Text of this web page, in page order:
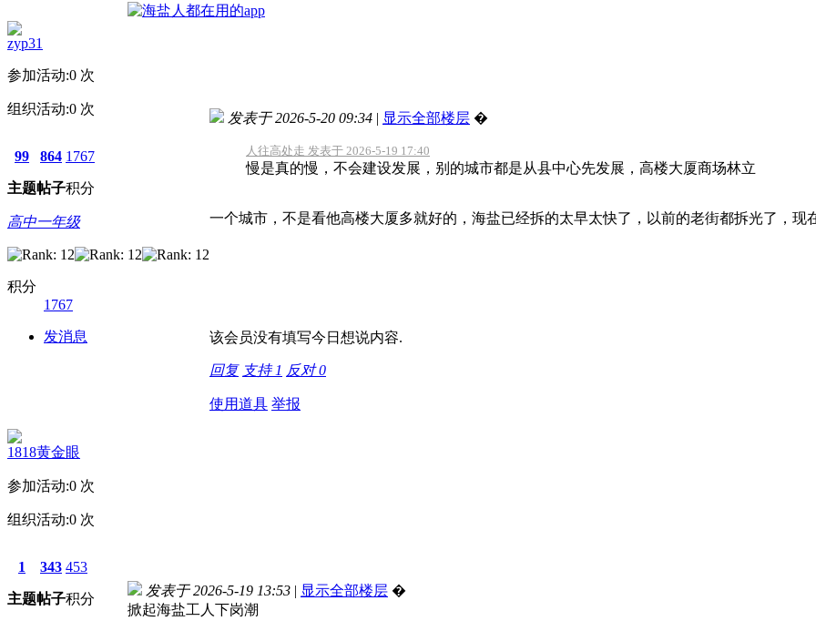
zyp31
参加活动:0 次
组织活动:0 次
99
主题
864
帖子
1767
积分
高中一年级
积分
1767
发消息
发表于 2026-5-20 09:34 | 显示全部楼层 �
人往高处走 发表于 2026-5-19 17:40
慢是真的慢，不会建设发展，别的城市都是从县中心先发展，高楼大厦商场林立
一个城市，不是看他高楼大厦多就好的，海盐已经拆的太早太快了，以前的老街都拆光了，现
该会员没有填写今日想说内容.
回复 支持 1 反对0
使用道具 举报
1818黄金眼
参加活动:0 次
组织活动:0 次
1
主题
343
帖子
453
积分
发表于 2026-5-19 13:53 | 显示全部楼层 �
掀起海盐工人下岗潮